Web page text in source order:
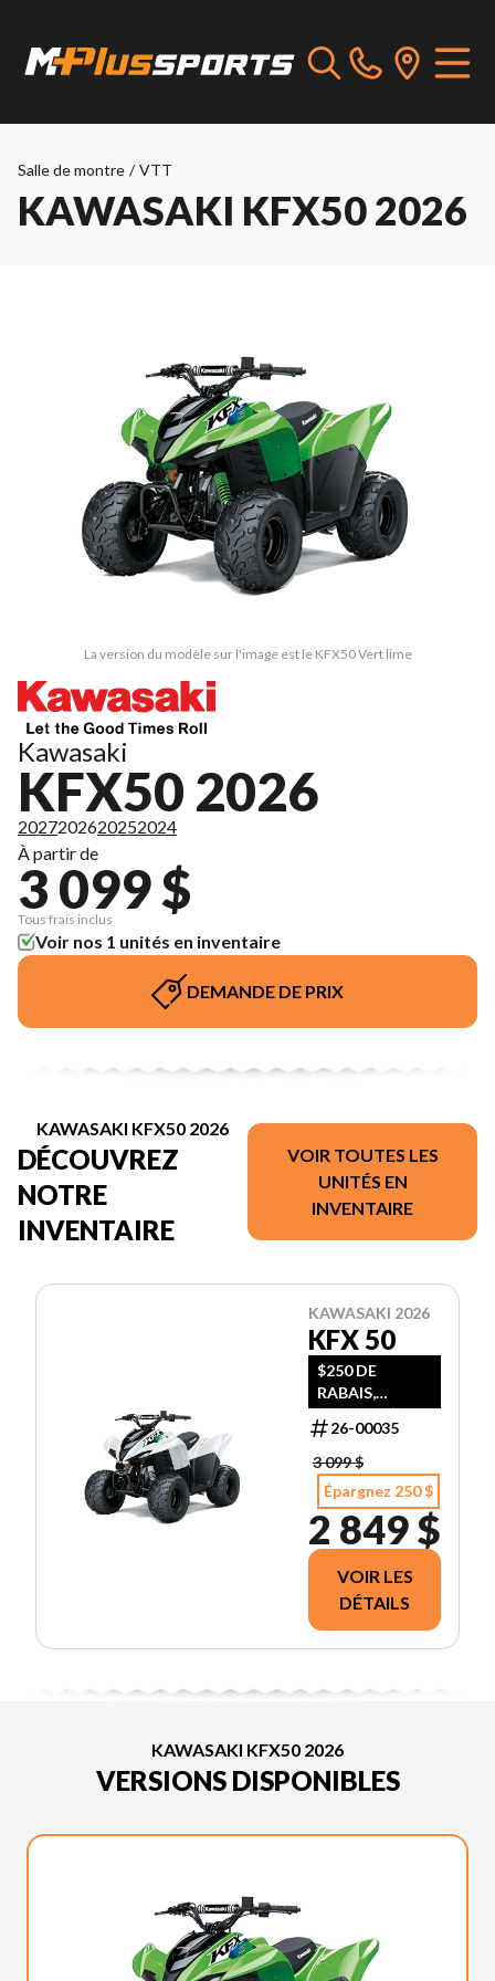
Salle de montre / VTT
KAWASAKI KFX50 2026
La version du modèle sur l'image est le KFX50 Vert lime
Kawasaki
KFX50 2026
2027202620252024
À partir de
3 099 $
Tous frais inclus
Voir nos 1 unités en inventaire
DEMANDE DE PRIX
KAWASAKI KFX50 2026
DÉCOUVREZ
NOTRE
INVENTAIRE
VOIR TOUTES LES
UNITÉS EN
INVENTAIRE
KAWASAKI 2026
KFX 50
$250 DE
RABAIS,
FREIGHT $395
26-00035
3 099 $
Épargnez 250 $
2 849 $
VOIR LES
DÉTAILS
KAWASAKI KFX50 2026
VERSIONS DISPONIBLES